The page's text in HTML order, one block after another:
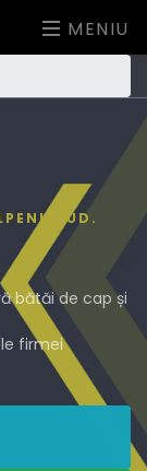
MENIU
JUD.
bătăi de cap și
firmei